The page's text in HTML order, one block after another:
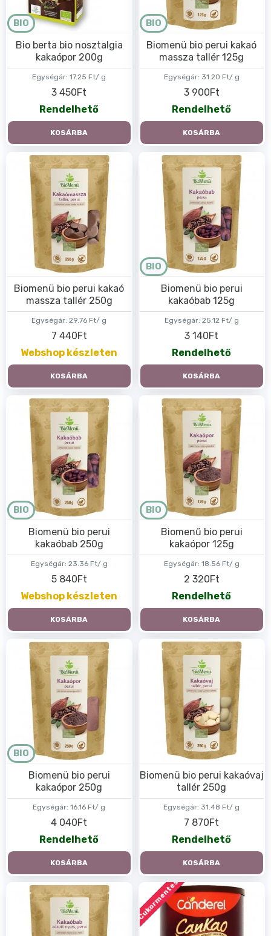
BIO
Egységár: 17.25 Ft/ g
Bio berta bio nosztalgia
kakaópor 200g
3 450Ft
Rendelhető
KOSÁRBA
BIO
Egységár: 31.20 Ft/ g
Biomenü bio perui kakaó
massza tallér 125g
3 900Ft
Rendelhető
KOSÁRBA
Egységár: 29.76 Ft/ g
Biomenü bio perui kakaó
massza tallér 250g
7 440Ft
Webshop készleten
KOSÁRBA
BIO
Egységár: 25.12 Ft/ g
Biomenü bio perui
kakaóbab 125g
3 140Ft
Rendelhető
KOSÁRBA
BIO
Egységár: 23.36 Ft/ g
Biomenü bio perui
kakaóbab 250g
5 840Ft
Webshop készleten
KOSÁRBA
BIO
Egységár: 18.56 Ft/ g
Biomenű bio perui
kakaópor 125g
2 320Ft
Rendelhető
KOSÁRBA
BIO
Egységár: 16.16 Ft/ g
Biomenü bio perui
kakaópor 250g
4 040Ft
Rendelhető
KOSÁRBA
Egységár: 31.48 Ft/ g
Biomenü bio perui kakaóvaj
tallér 250g
7 870Ft
Rendelhető
KOSÁRBA
Cukormentes